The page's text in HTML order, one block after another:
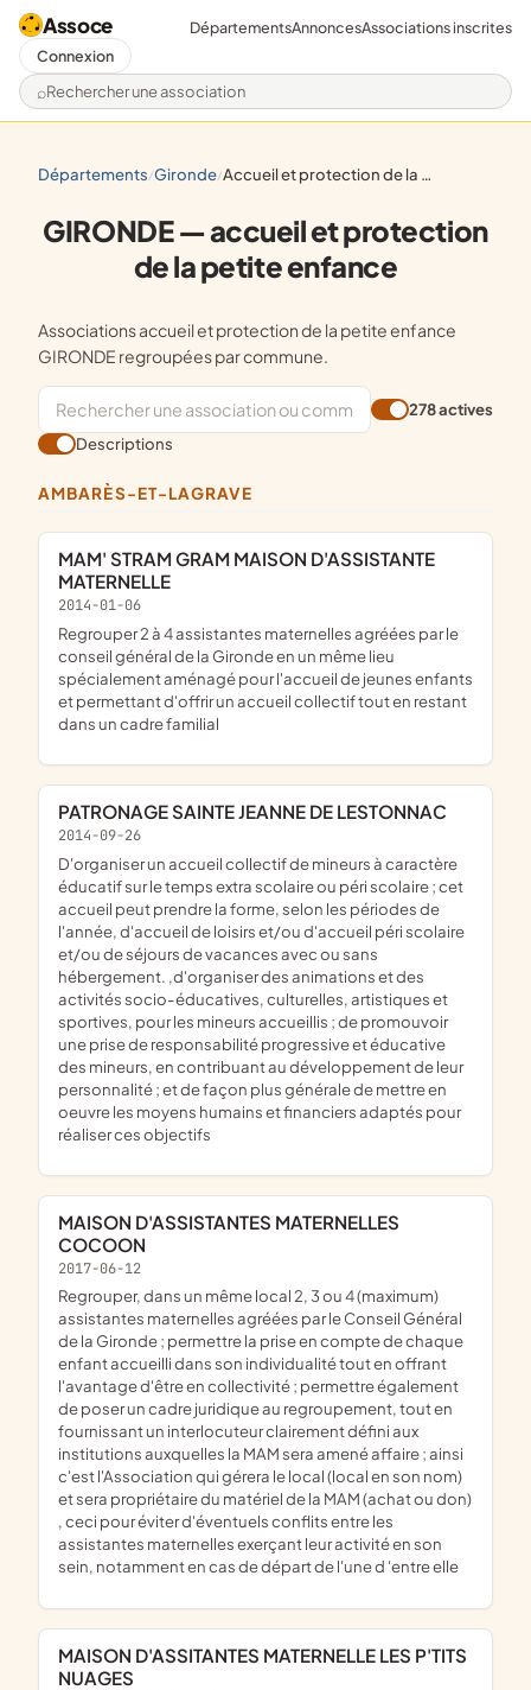
Assoce
Rechercher une association
DépartementsAnnoncesAssociations inscrites
Connexion
départements/ gironde/ accueil et protection de la petite enfance
GIRONDE — accueil et protection
de la petite enfance
Associations accueil et protection de la petite enfance
GIRONDE regroupées par commune.
278 actives
Descriptions
AMBARÈS-ET-LAGRAVE
MAM' STRAM GRAM MAISON D'ASSISTANTE
MATERNELLE
2014-01-06
regrouper 2 à 4 assistantes maternelles agréées par le
conseil général de la Gironde en un même lieu
spécialement aménagé pour l'accueil de jeunes enfants
et permettant d'offrir un accueil collectif tout en restant
dans un cadre familial
PATRONAGE SAINTE JEANNE DE LESTONNAC
2014-09-26
d'organiser un accueil collectif de mineurs à caractère
éducatif sur le temps extra scolaire ou péri scolaire ; cet
accueil peut prendre la forme, selon les périodes de
l'année, d'accueil de loisirs et/ou d'accueil péri scolaire
et/ou de séjours de vacances avec ou sans
hébergement. ,d'organiser des animations et des
activités socio-éducatives, culturelles, artistiques et
sportives, pour les mineurs accueillis ; de promouvoir
une prise de responsabilité progressive et éducative
des mineurs, en contribuant au développement de leur
personnalité ; et de façon plus générale de mettre en
oeuvre les moyens humains et financiers adaptés pour
réaliser ces objectifs
MAISON D'ASSISTANTES MATERNELLES
COCOON
2017-06-12
regrouper, dans un même local 2, 3 ou 4 (maximum)
assistantes maternelles agréées par le Conseil Général
de la Gironde ; permettre la prise en compte de chaque
enfant accueilli dans son individualité tout en offrant
l'avantage d'être en collectivité ; permettre également
de poser un cadre juridique au regroupement, tout en
fournissant un interlocuteur clairement défini aux
institutions auxquelles la MAM sera amené affaire ; ainsi
c'est l'Association qui gérera le local (local en son nom)
et sera propriétaire du matériel de la MAM (achat ou don)
, ceci pour éviter d'éventuels conflits entre les
assistantes maternelles exerçant leur activité en son
sein, notamment en cas de départ de l'une d 'entre elle
MAISON D'ASSITANTES MATERNELLE LES P'TITS
NUAGES